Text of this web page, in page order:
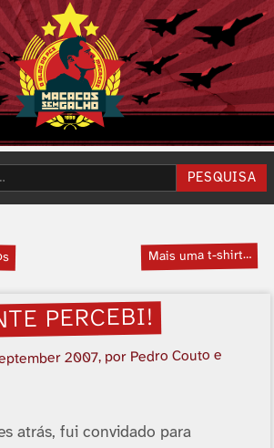
PESQUISA
Mais uma t-shirt…
PERCEBI!
2007, por Pedro Couto e
atrás, fui convidado para